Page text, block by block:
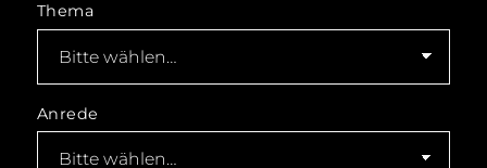
Thema
Anrede